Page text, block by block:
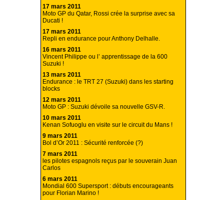
17 mars 2011
Moto GP du Qatar, Rossi crée la surprise avec sa
Ducati !
17 mars 2011
Repli en endurance pour Anthony Delhalle.
16 mars 2011
Vincent Philippe ou l’ apprentissage de la 600
Suzuki !
13 mars 2011
Endurance : le TRT 27 (Suzuki) dans les starting
blocks
12 mars 2011
Moto GP : Suzuki dévoile sa nouvelle GSV-R.
10 mars 2011
Kenan Sofuoglu en visite sur le circuit du Mans !
9 mars 2011
Bol d’Or 2011 : Sécurité renforcée (?)
7 mars 2011
les pilotes espagnols reçus par le souverain Juan
Carlos
6 mars 2011
Mondial 600 Supersport : débuts encourageants
pour Florian Marino !